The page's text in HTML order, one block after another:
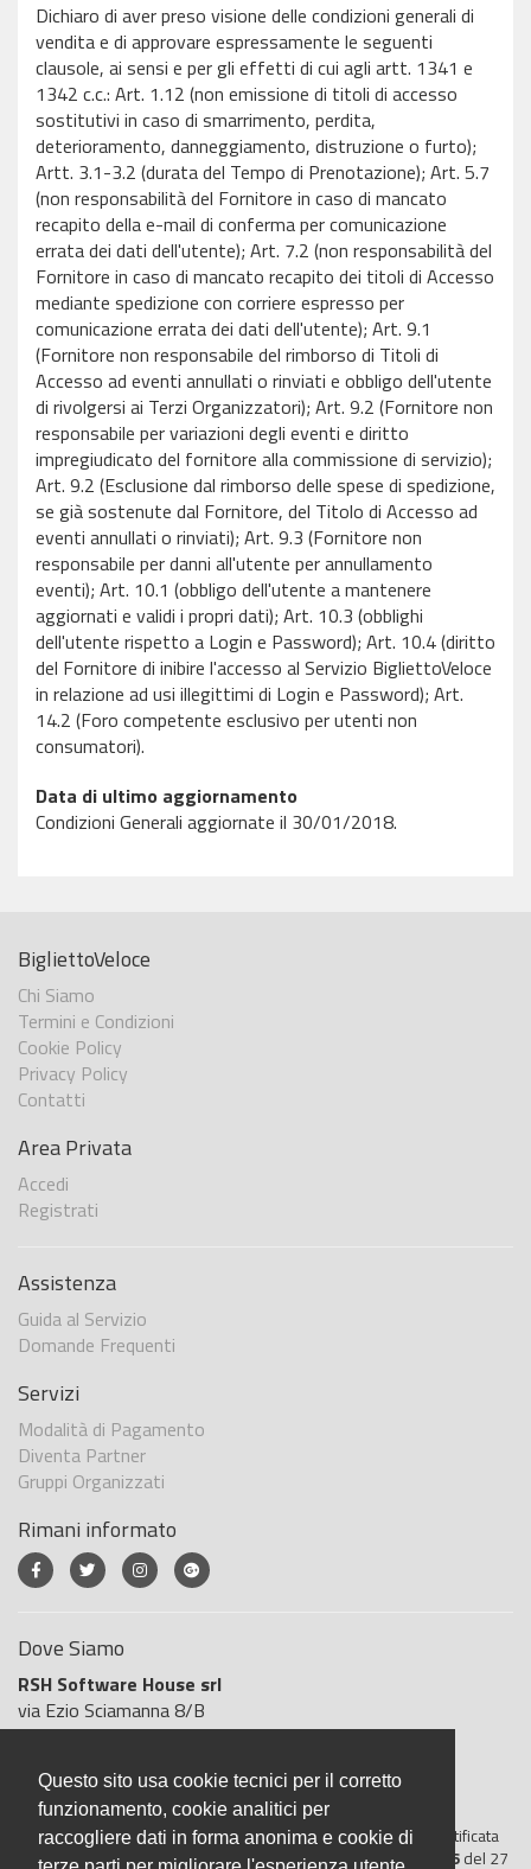
Questo sito usa cookie tecnici per il corretto
funzionamento, cookie analitici per
raccogliere dati in forma anonima e cookie di
Dichiaro di aver preso visione delle condizioni generali di
vendita e di approvare espressamente le seguenti
clausole, ai sensi e per gli effetti di cui agli artt. 1341 e
1342 c.c.: Art. 1.12 (non emissione di titoli di accesso
sostitutivi in caso di smarrimento, perdita,
deterioramento, danneggiamento, distruzione o furto);
Artt. 3.1-3.2 (durata del Tempo di Prenotazione); Art. 5.7
(non responsabilità del Fornitore in caso di mancato
recapito della e-mail di conferma per comunicazione
errata dei dati dell'utente); Art. 7.2 (non responsabilità del
Fornitore in caso di mancato recapito dei titoli di Accesso
mediante spedizione con corriere espresso per
comunicazione errata dei dati dell'utente); Art. 9.1
(Fornitore non responsabile del rimborso di Titoli di
Accesso ad eventi annullati o rinviati e obbligo dell'utente
di rivolgersi ai Terzi Organizzatori); Art. 9.2 (Fornitore non
responsabile per variazioni degli eventi e diritto
impregiudicato del fornitore alla commissione di servizio);
Art. 9.2 (Esclusione dal rimborso delle spese di spedizione,
se già sostenute dal Fornitore, del Titolo di Accesso ad
eventi annullati o rinviati); Art. 9.3 (Fornitore non
responsabile per danni all'utente per annullamento
eventi); Art. 10.1 (obbligo dell'utente a mantenere
aggiornati e validi i propri dati); Art. 10.3 (obblighi
dell'utente rispetto a Login e Password); Art. 10.4 (diritto
del Fornitore di inibire l'accesso al Servizio BigliettoVeloce
in relazione ad usi illegittimi di Login e Password); Art.
14.2 (Foro competente esclusivo per utenti non
consumatori).
Data di ultimo aggiornamento
Condizioni Generali aggiornate il 30/01/2018.
BigliettoVeloce
Chi Siamo
Termini e Condizioni
Cookie Policy
Privacy Policy
Contatti
Area Privata
Accedi
Registrati
Assistenza
Guida al Servizio
Domande Frequenti
Servizi
Modalità di Pagamento
Diventa Partner
Gruppi Organizzati
Rimani informato
Dove Siamo
RSH Software House srl
via Ezio Sciamanna 8/B
00168 Roma
Italia
BigliettoVeloce è basato sulla piattaforma"GeSiFi ver 1.5"
certificata
dall’Agenzia delle Entrate con protocollo numero2021/103896 del 27